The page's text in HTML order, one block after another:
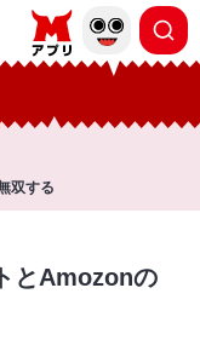
双する
とAmozonの